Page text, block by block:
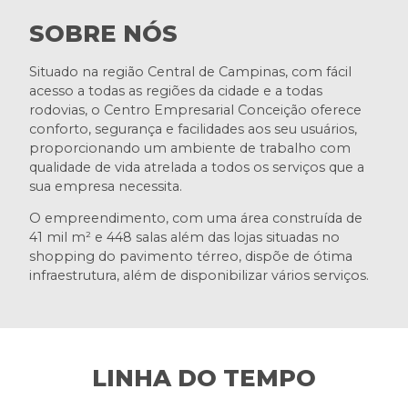
SOBRE NÓS
Situado na região Central de Campinas, com fácil
acesso a todas as regiões da cidade e a todas
rodovias, o Centro Empresarial Conceição oferece
conforto, segurança e facilidades aos seu usuários,
proporcionando um ambiente de trabalho com
qualidade de vida atrelada a todos os serviços que a
sua empresa necessita.
O empreendimento, com uma área construída de
41 mil m² e 448 salas além das lojas situadas no
shopping do pavimento térreo, dispõe de ótima
infraestrutura, além de disponibilizar vários serviços.
LINHA DO TEMPO